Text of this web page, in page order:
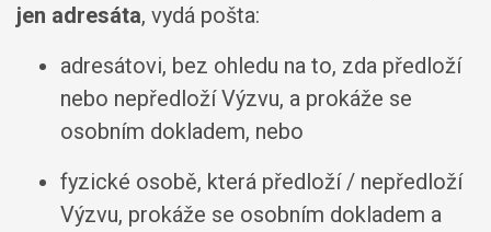
jen adresáta, vydá pošta:
adresátovi, bez ohledu na to, zda předloží
nebo nepředloží Výzvu, a prokáže se
osobním dokladem, nebo
fyzické osobě, která předloží / nepředloží
Výzvu, prokáže se osobním dokladem a